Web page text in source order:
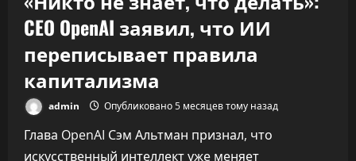
CEO OpenAI заявил, что ИИ
переписывает правила
капитализма
admin Опубликовано 5 месяцев тому назад
Глава OpenAI Сэм Альтман признал, что
искусственный интеллект уже меняет